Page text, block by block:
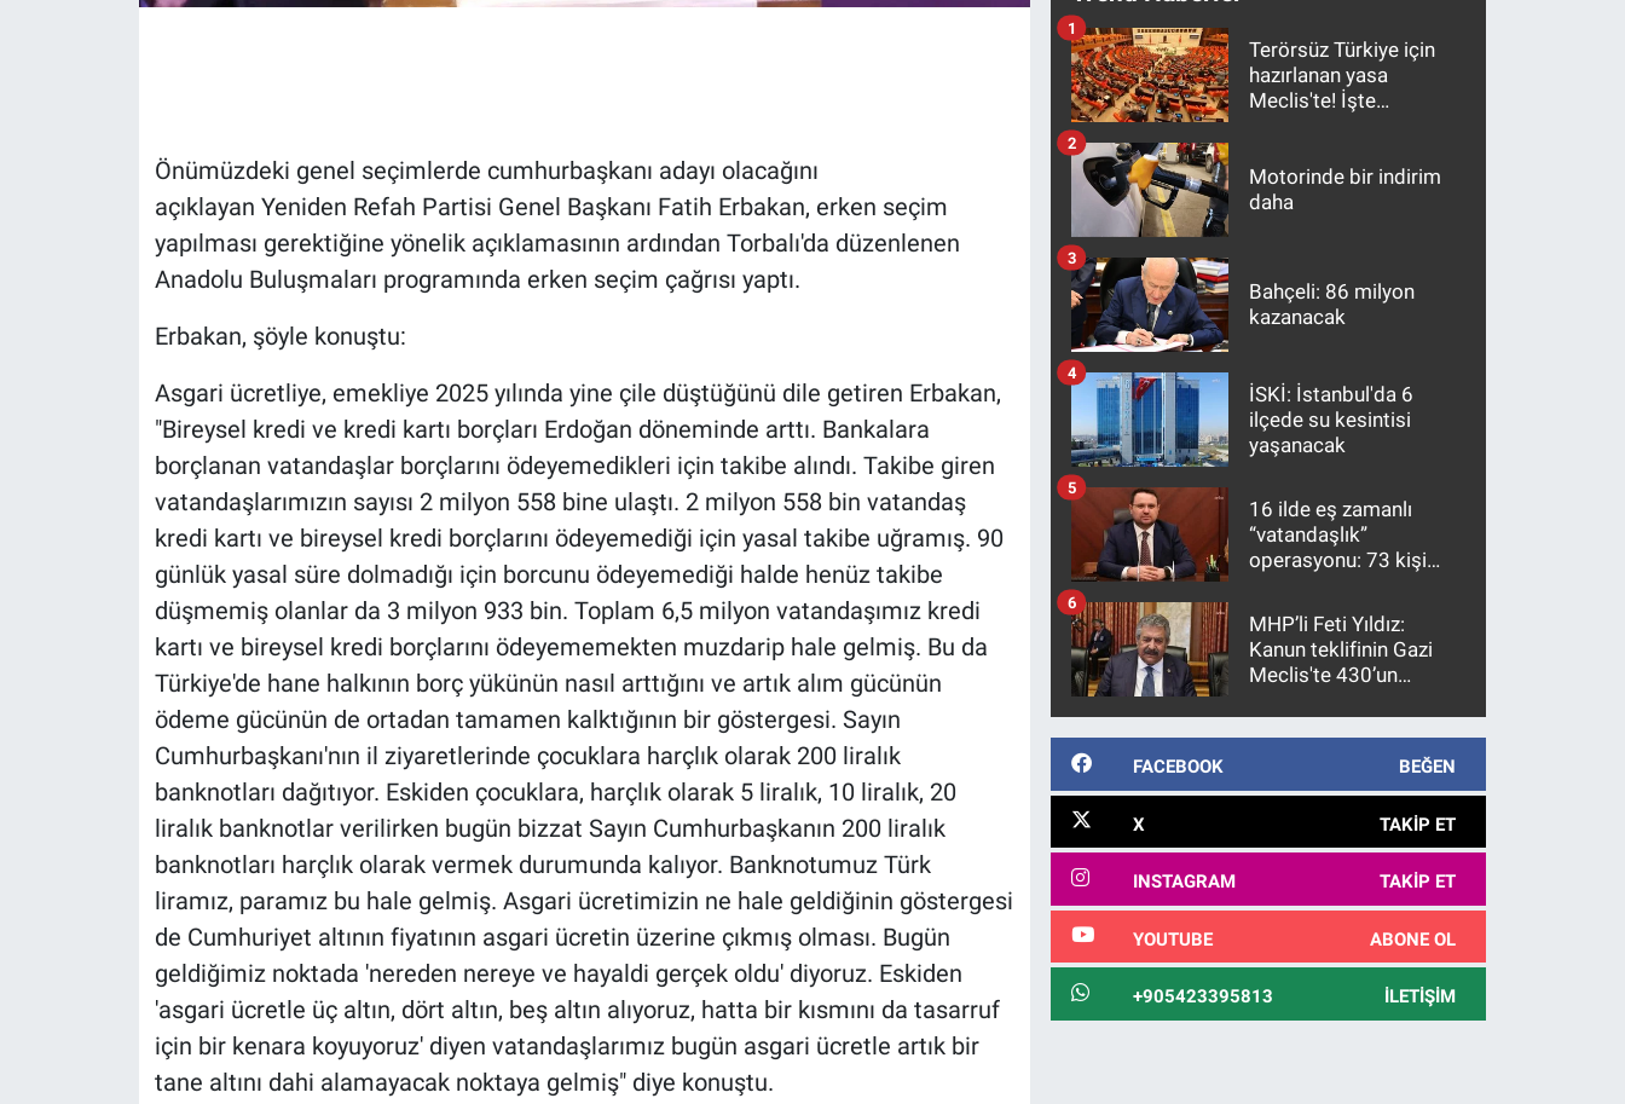
Önümüzdeki genel seçimlerde cumhurbaşkanı adayı olacağını
açıklayan Yeniden Refah Partisi Genel Başkanı Fatih Erbakan, erken seçim
yapılması gerektiğine yönelik açıklamasının ardından Torbalı'da düzenlenen
Anadolu Buluşmaları programında erken seçim çağrısı yaptı.
Erbakan, şöyle konuştu:
Asgari ücretliye, emekliye 2025 yılında yine çile düştüğünü dile getiren Erbakan,
"Bireysel kredi ve kredi kartı borçları Erdoğan döneminde arttı. Bankalara
borçlanan vatandaşlar borçlarını ödeyemedikleri için takibe alındı. Takibe giren
vatandaşlarımızın sayısı 2 milyon 558 bine ulaştı. 2 milyon 558 bin vatandaş
kredi kartı ve bireysel kredi borçlarını ödeyemediği için yasal takibe uğramış. 90
günlük yasal süre dolmadığı için borcunu ödeyemediği halde henüz takibe
düşmemiş olanlar da 3 milyon 933 bin. Toplam 6,5 milyon vatandaşımız kredi
kartı ve bireysel kredi borçlarını ödeyememekten muzdarip hale gelmiş. Bu da
Türkiye'de hane halkının borç yükünün nasıl arttığını ve artık alım gücünün
ödeme gücünün de ortadan tamamen kalktığının bir göstergesi. Sayın
Cumhurbaşkanı'nın il ziyaretlerinde çocuklara harçlık olarak 200 liralık
banknotları dağıtıyor. Eskiden çocuklara, harçlık olarak 5 liralık, 10 liralık, 20
liralık banknotlar verilirken bugün bizzat Sayın Cumhurbaşkanın 200 liralık
banknotları harçlık olarak vermek durumunda kalıyor. Banknotumuz Türk
liramız, paramız bu hale gelmiş. Asgari ücretimizin ne hale geldiğinin göstergesi
de Cumhuriyet altının fiyatının asgari ücretin üzerine çıkmış olması. Bugün
geldiğimiz noktada 'nereden nereye ve hayaldi gerçek oldu' diyoruz. Eskiden
'asgari ücretle üç altın, dört altın, beş altın alıyoruz, hatta bir kısmını da tasarruf
için bir kenara koyuyoruz' diyen vatandaşlarımız bugün asgari ücretle artık bir
tane altını dahi alamayacak noktaya gelmiş" diye konuştu.
Terörsüz Türkiye için
hazırlanan yasa
Meclis'te! İşte
1
Motorinde bir indirim
daha
2
Bahçeli: 86 milyon
kazanacak
3
İSKİ: İstanbul'da 6
ilçede su kesintisi
yaşanacak
4
16 ilde eş zamanlı
“vatandaşlık”
operasyonu: 73 kişi
5
MHP’li Feti Yıldız:
Kanun teklifinin Gazi
Meclis'te 430’un
kanunlaşacağı
6
FACEBOOK BEĞEN
X TAKIP ET
INSTAGRAM TAKIP ET
YOUTUBE ABONE OL
+905423395813 İLETIŞIM
Kültür Sanat
Programlar
Teknoloji
Türkiye'nin Geleceği
Türkiye'nin Gündemi
Yerel Gündem